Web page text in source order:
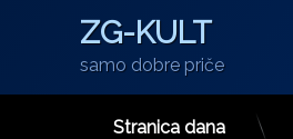
ZG-KULT
samo dobre priče
Stranica dana